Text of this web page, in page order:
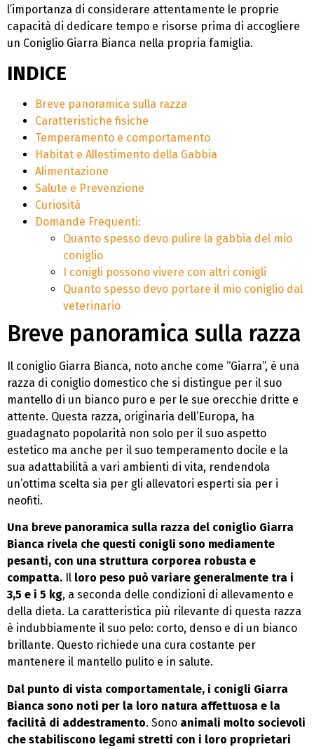
l’importanza di considerare attentamente le proprie
capacità di dedicare tempo e risorse prima di accogliere
un Coniglio Giarra Bianca nella propria famiglia.
INDICE
Breve panoramica sulla razza
Caratteristiche fisiche
Temperamento e comportamento
Habitat e Allestimento della Gabbia
Alimentazione
Salute e Prevenzione
Curiosità
Domande Frequenti:
Quanto spesso devo pulire la gabbia del mio
coniglio
I conigli possono vivere con altri conigli
Quanto spesso devo portare il mio coniglio dal
veterinario
Breve panoramica sulla razza
Il coniglio Giarra Bianca, noto anche come “Giarra”, è una
razza di coniglio domestico che si distingue per il suo
mantello di un bianco puro e per le sue orecchie dritte e
attente. Questa razza, originaria dell’Europa, ha
guadagnato popolarità non solo per il suo aspetto
estetico ma anche per il suo temperamento docile e la
sua adattabilità a vari ambienti di vita, rendendola
un’ottima scelta sia per gli allevatori esperti sia per i
neofiti.
Una breve panoramica sulla razza del coniglio Giarra
Bianca rivela che questi conigli sono mediamente
pesanti, con una struttura corporea robusta e
compatta. Il loro peso può variare generalmente tra i
3,5 e i 5 kg, a seconda delle condizioni di allevamento e
della dieta. La caratteristica più rilevante di questa razza
è indubbiamente il suo pelo: corto, denso e di un bianco
brillante. Questo richiede una cura costante per
mantenere il mantello pulito e in salute.
Dal punto di vista comportamentale, i conigli Giarra
Bianca sono noti per la loro natura affettuosa e la
facilità di addestramento. Sono animali molto socievoli
che stabiliscono legami stretti con i loro proprietari